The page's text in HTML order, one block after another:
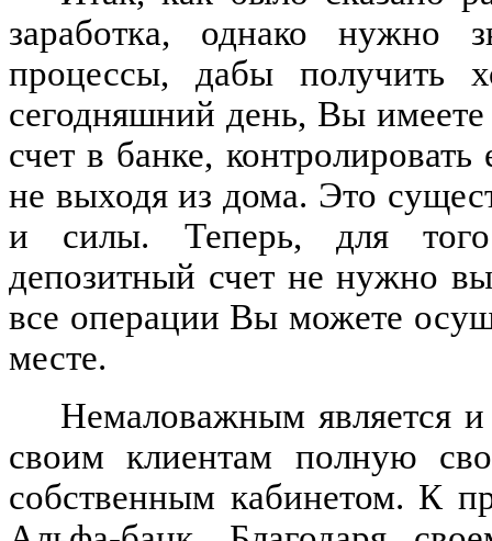
заработка, однако нужно
процессы, дабы получить
сегодняшний день, Вы
счет в банке,
не выходя из дома. Это
и силы. Теперь, для того
депозитный счет не нужно
все операции Вы можете
месте.
Немаловажным является
своим клиентам полную
собственным кабинетом. К